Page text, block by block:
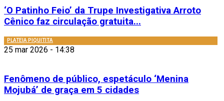
‘O Patinho Feio’ da Trupe Investigativa Arroto
Cênico faz circulação gratuita...
PLATEIA PIQUITITA
25 mar 2026 - 14:38
Fenômeno de público, espetáculo ‘Menina
Mojubá’ de graça em 5 cidades